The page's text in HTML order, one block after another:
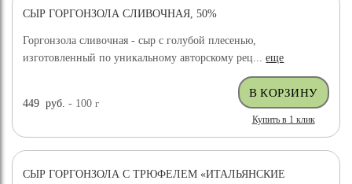
СЫР ГОРГОНЗОЛА СЛИВОЧНАЯ, 50%
Горгонзола сливочная - сыр с голубой плесенью,
изготовленный по уникальному авторскому рец...еще
449 руб. - 100г
Купить в 1 клик
СЫР ГОРГОНЗОЛА С ТРЮФЕЛЕМ «ИТАЛЬЯНСКИЕ